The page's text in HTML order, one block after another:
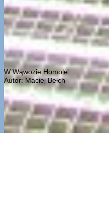
W Wąwozie Homole .
Autor: Maciej Bełch